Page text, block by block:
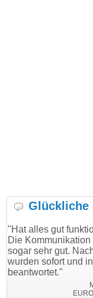
Glückliche
funktioniert.
war
gut. Nachfragen
und individuell
EUROIMMUN AG